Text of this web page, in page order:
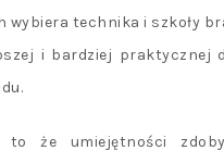
wybiera technika i szkoły
i bardziej praktycznej
to że umiejętności